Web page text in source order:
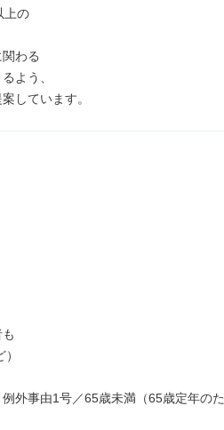
上の
わる
よう、
しています。
外事由1号／65歳未満（65歳定年のた